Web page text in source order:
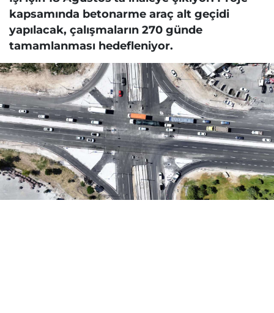
kapsamında betonarme araç alt geçidi
yapılacak, çalışmaların 270 günde
tamamlanması hedefleniyor.